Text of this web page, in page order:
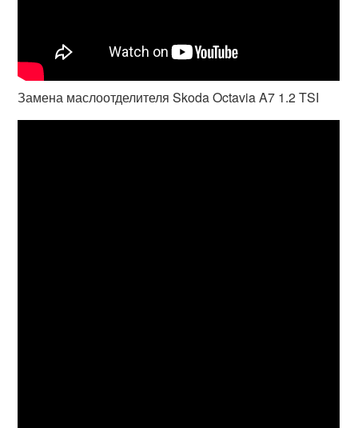
Замена маслоотделителя Skoda Octavia A7 1.2 TSI